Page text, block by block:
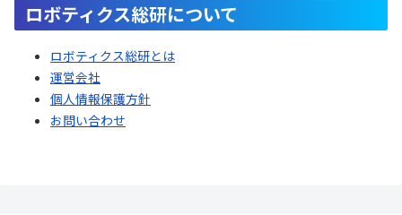
ロボティクス総研について
ロボティクス総研とは
運営会社
個人情報保護方針
お問い合わせ